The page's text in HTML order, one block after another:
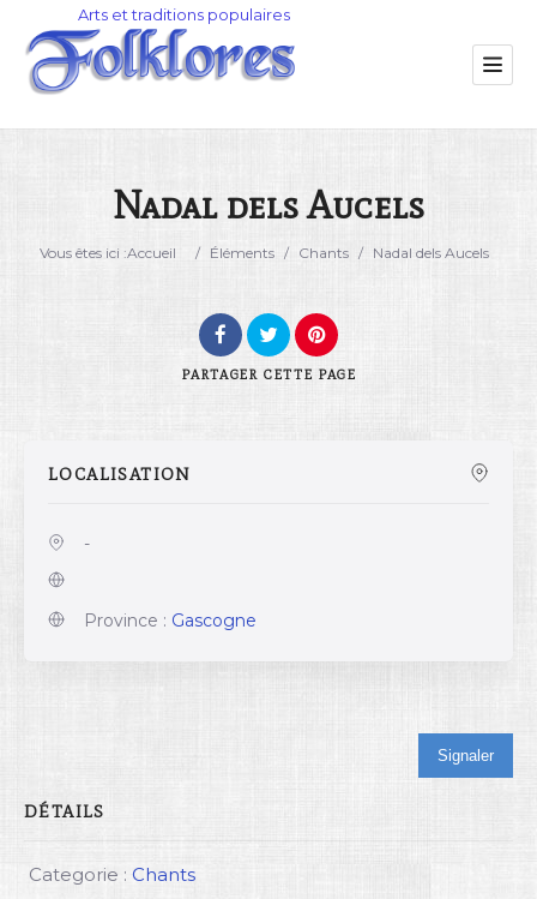
Catégorie
Nadal dels Aucels
Vous êtes ici :Accueil / Éléments / Chants / Nadal dels Aucels
PARTAGER CETTE PAGE
LOCALISATION
-
Province : Gascogne
Signaler
DÉTAILS
Categorie : Chants